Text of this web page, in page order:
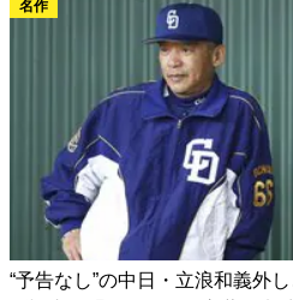
名作
“予告なし”の中日・立浪和義外